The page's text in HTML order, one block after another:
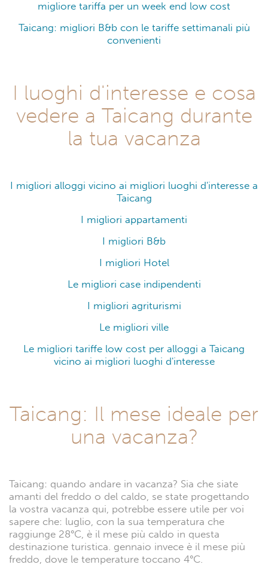
migliore tariffa per un week end low cost
Taicang: migliori B&b con le tariffe settimanali più
convenienti
I luoghi d'interesse e cosa
vedere a Taicang durante
la tua vacanza
I migliori alloggi vicino ai migliori luoghi d'interesse a
Taicang
I migliori appartamenti
I migliori B&b
I migliori Hotel
Le migliori case indipendenti
I migliori agriturismi
Le migliori ville
Le migliori tariffe low cost per alloggi a Taicang
vicino ai migliori luoghi d'interesse
Taicang: Il mese ideale per
una vacanza?
Taicang: quando andare in vacanza? Sia che siate
amanti del freddo o del caldo, se state progettando
la vostra vacanza qui, potrebbe essere utile per voi
sapere che: luglio, con la sua temperatura che
raggiunge 28°C, è il mese più caldo in questa
destinazione turistica. gennaio invece è il mese più
freddo, dove le temperature toccano 4°C.